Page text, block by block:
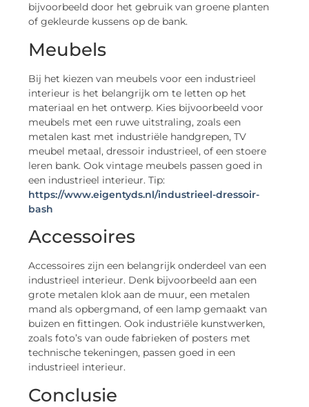
bijvoorbeeld door het gebruik van groene planten
of gekleurde kussens op de bank.
Meubels
Bij het kiezen van meubels voor een industrieel
interieur is het belangrijk om te letten op het
materiaal en het ontwerp. Kies bijvoorbeeld voor
meubels met een ruwe uitstraling, zoals een
metalen kast met industriële handgrepen, TV
meubel metaal, dressoir industrieel, of een stoere
leren bank. Ook vintage meubels passen goed in
een industrieel interieur. Tip:
https://www.eigentyds.nl/industrieel-dressoir-
bash
Accessoires
Accessoires zijn een belangrijk onderdeel van een
industrieel interieur. Denk bijvoorbeeld aan een
grote metalen klok aan de muur, een metalen
mand als opbergmand, of een lamp gemaakt van
buizen en fittingen. Ook industriële kunstwerken,
zoals foto’s van oude fabrieken of posters met
technische tekeningen, passen goed in een
industrieel interieur.
Conclusie